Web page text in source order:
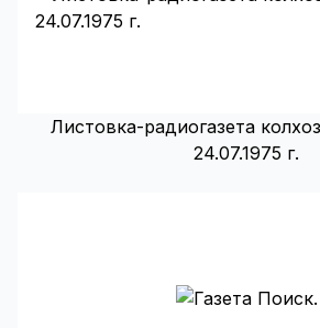
Листовка-радиогазета
24.07.1975 г.